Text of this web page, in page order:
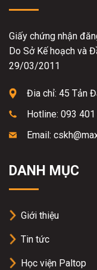
Giấy chứng nhận
Do Sở Kế hoạch và
29/03/2011
Đia chỉ: 45 Tản
Hotline: 093
Email:
DANH MỤC
Giới thiệu
Tin tức
Học viện Paltop